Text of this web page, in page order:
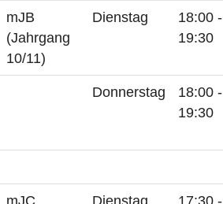
mJB
(Jahrgang
10/11)
Dienstag
18:00 -
19:30
Donnerstag
18:00 -
19:30
mJC Dienstag 17:30 -